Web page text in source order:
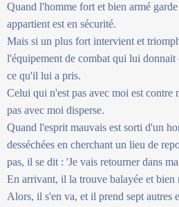
Quand l'homme fort et bien armé
appartient est en sécurité.
Mais si un plus fort intervient et
l'équipement de combat qui lui
ce qu'il lui a pris.
Celui qui n'est pas avec moi est contre
pas avec moi disperse.
Quand l'esprit mauvais est sorti d'un
desséchées en cherchant un lieu de
pas, il se dit : 'Je vais retourner dans
En arrivant, il la trouve balayée et bien
Alors, il s'en va, et il prend sept autres